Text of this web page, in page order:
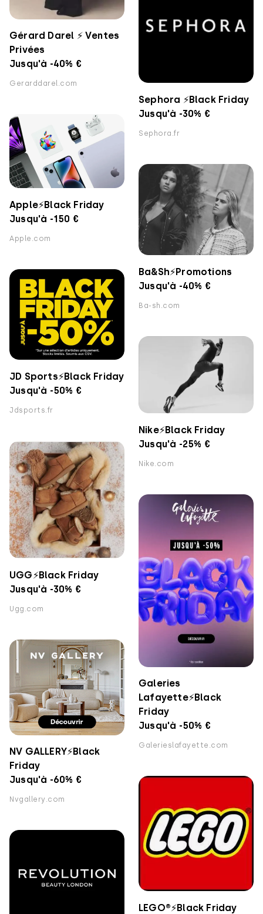
Gérard Darel ⚡️ Ventes
Privées
Jusqu'à -40% €
Gerarddarel.com
Sephora ⚡️Black Friday
Jusqu'à -30% €
Sephora.fr
Apple⚡️Black Friday
Jusqu'à -150 €
Apple.com
Ba&Sh⚡️Promotions
Jusqu'à -40% €
Ba-sh.com
JD Sports⚡️Black Friday
Jusqu'à -50% €
Jdsports.fr
Nike⚡️Black Friday
Jusqu'à -25% €
Nike.com
UGG⚡️Black Friday
Jusqu'à -30% €
Ugg.com
Galeries
Lafayette⚡️Black
Friday
Jusqu'à -50% €
Galerieslafayette.com
NV GALLERY⚡️Black
Friday
Jusqu'à -60% €
Nvgallery.com
LEGO®⚡️Black Friday